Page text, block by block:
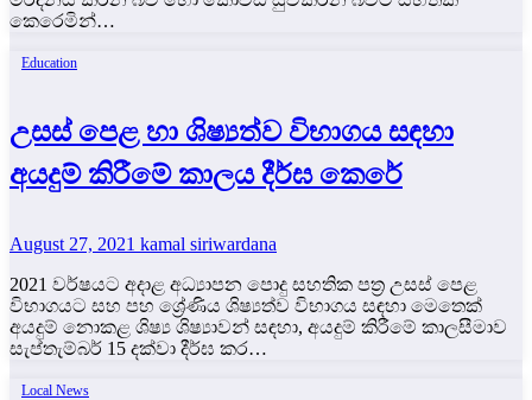
කෙරෙමින්…
Education
උසස් පෙළ හා ශිෂ්‍යත්ව විභාගය සඳහා
අයදුම් කිරීමේ කාලය දීර්ඝ කෙරේ
August 27, 2021 kamal siriwardana
2021 වර්ෂයට අදාළ අධ්‍යාපන පොදු සහතික පත්‍ර උසස් පෙළ
විභාගයට සහ පහ ශ්‍රේණිය ශිෂ්‍යත්ව විභාගය සඳහා මෙතෙක්
අයදුම් නොකළ ශිෂ්‍ය ශිෂ්‍යාවන් සඳහා, අයදුම් කිරීමේ කාලසීමාව
සැප්තැම්බර් 15 දක්වා දීර්ඝ කර…
Local News